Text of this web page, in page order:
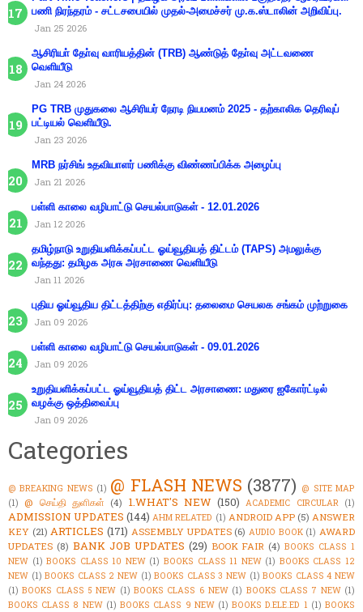
பணி நிரந்தரம் - சட்டசபையில் முதல்-அமைச்சர் மு.க.ஸ்டாலின் அறிவிப்பு.
Jan 25 2026
ஆசிரியா் தோ்வு வாரியத்தின் (TRB) ஆண்டுத் தோ்வு அட்டவணை
வெளியீடு
Jan 24 2026
PG TRB முதுகலை ஆசிரியர் நேரடி நியமனம் 2025 - தற்காலிக தெரிவுப்
பட்டியல் வெளியீடு.
Jan 23 2026
MRB நர்சிங் உதவியாளர் பணிக்கு விண்ணப்பிக்க அழைப்பு
Jan 21 2026
பள்ளி காலை வழிபாட்டு செயல்பாடுகள் - 12.01.2026
Jan 12 2026
தமிழ்நாடு உறுதியளிக்கப்பட்ட ஓய்வூதியத் திட்டம் (TAPS) அமலுக்கு
வந்தது: தமிழக அரசு அரசாணை வெளியீடு
Jan 11 2026
புதிய ஓய்வூதிய திட்டத்திற்கு எதிர்ப்பு: தலைமை செயலக சங்கம் முற்றுகை
Jan 09 2026
பள்ளி காலை வழிபாட்டு செயல்பாடுகள் - 09.01.2026
Jan 09 2026
உறுதியளிக்கப்பட்ட ஓய்வூதியத் திட்ட அரசாணை: மதுரை ஐகோர்ட்டில்
வழக்கு ஒத்திவைப்பு
Jan 09 2026
Categories
@ BREAKING NEWS (1) @ FLASH NEWS (3877) @ SITE MAP
(1) @ செய்தி துளிகள் (4) 1.WHAT'S NEW (150) ACADEMIC CIRCULAR (1)
ADMISSION UPDATES (144) AHM RELATED (1) ANDROID APP (5) ANSWER
KEY (21) ARTICLES (171) ASSEMBLY UPDATES (6) AUDIO BOOK (1) AWARD
UPDATES (8) BANK JOB UPDATES (29) BOOK FAIR (4) BOOKS CLASS 1
NEW (1) BOOKS CLASS 10 NEW (1) BOOKS CLASS 11 NEW (1) BOOKS CLASS 12
NEW (1) BOOKS CLASS 2 NEW (1) BOOKS CLASS 3 NEW (1) BOOKS CLASS 4 NEW
(1) BOOKS CLASS 5 NEW (1) BOOKS CLASS 6 NEW (1) BOOKS CLASS 7 NEW (1)
BOOKS CLASS 8 NEW (1) BOOKS CLASS 9 NEW (1) BOOKS D.ELE.ED 1 (1) BOOKS